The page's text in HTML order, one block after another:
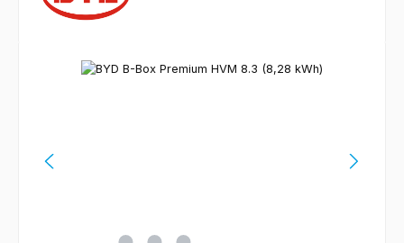
Bildergalerie überspringen